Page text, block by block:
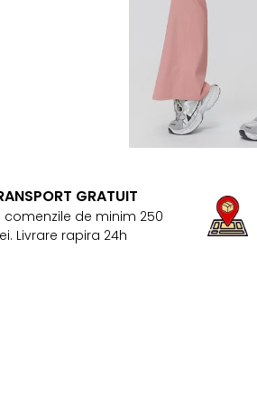
GRATUIT
comenzile de minim 250
Livrare rapira 24h